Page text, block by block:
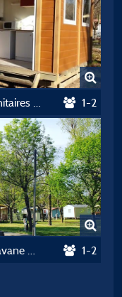
Forfait Premium Avec Cuisine Et Sanitaires Privés 1-2
Forfait Emplacement (1Tente ,1 Caravane Ou 1 Camping-Car +1 Voiture) Sans Electricité 1-2